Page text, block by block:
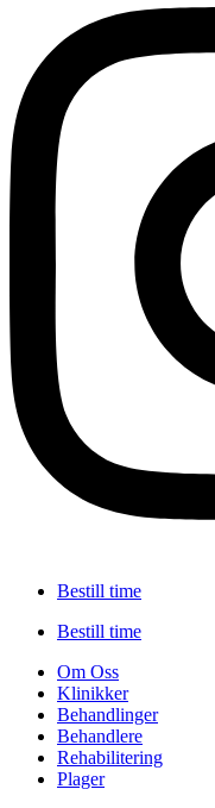
Bestill time
Bestill time
Om Oss
Klinikker
Behandlinger
Behandlere
Rehabilitering
Plager